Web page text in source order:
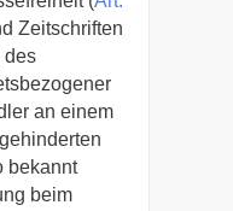
Zeitschriften
des
an einem
bekannt
beim